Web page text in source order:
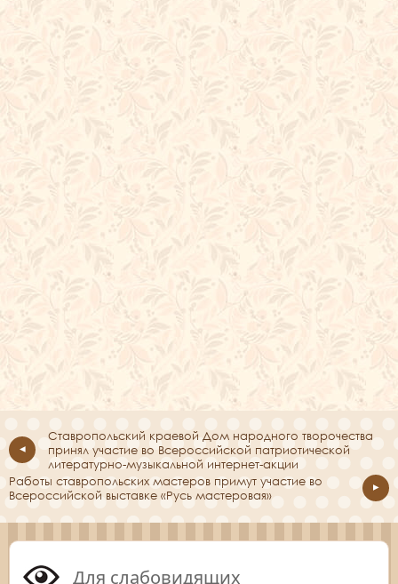
Ставропольский краевой Дом народного творочества
принял участие во Всероссийской патриотической
литературно-музыкальной интернет-акции
Работы ставропольских мастеров примут участие во
Всероссийской выставке «Русь мастеровая»
Для слабовидящих